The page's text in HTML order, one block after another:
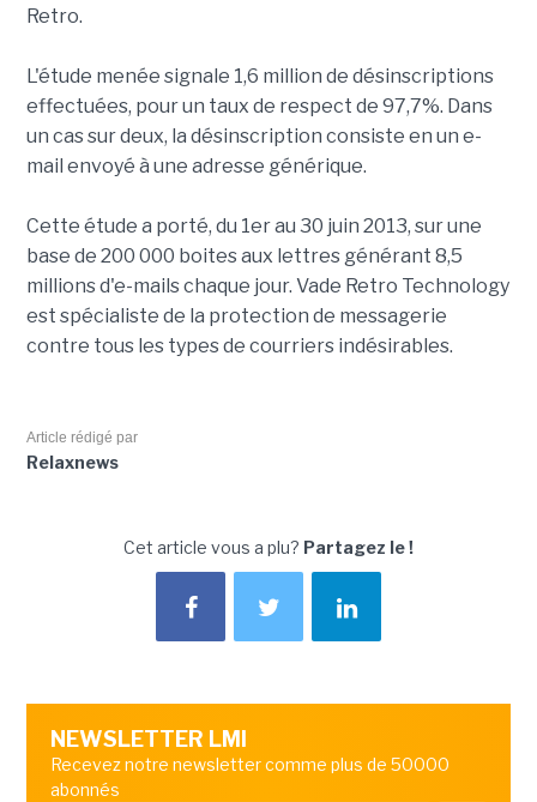
Retro.
L'étude menée signale 1,6 million de désinscriptions
effectuées, pour un taux de respect de 97,7%. Dans
un cas sur deux, la désinscription consiste en un e-
mail envoyé à une adresse générique.
Cette étude a porté, du 1er au 30 juin 2013, sur une
base de 200 000 boites aux lettres générant 8,5
millions d'e-mails chaque jour. Vade Retro Technology
est spécialiste de la protection de messagerie
contre tous les types de courriers indésirables.
Article rédigé par
Relaxnews
Cet article vous a plu? Partagez le !
NEWSLETTER LMI
Recevez notre newsletter comme plus de 50000
abonnés